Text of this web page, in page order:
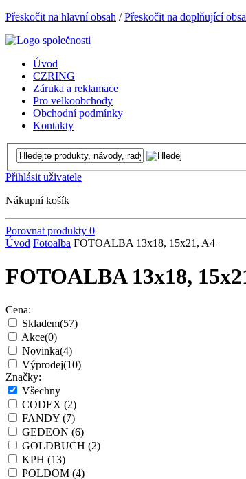
Přeskočit na hlavní obsah /Přeskočit na doplňující
Úvod
CZRING
Záruka a reklamace
Pro velkoobchody
Obchodní podmínky
Kontakty
Přihlásit uživatele
Nákupní košík
Porovnat produkty 0
Úvod Fotoalba FOTOALBA 13x18, 15x21, A4
FOTOALBA 13x18,
Cena:
Skladem(57)
Akce(0)
Novinka(4)
Výprodej(10)
Značky:
Všechny
CODEX (2)
FANDY (7)
GEDEON (6)
GOLDBUCH (2)
KPH (13)
POLDOM (4)